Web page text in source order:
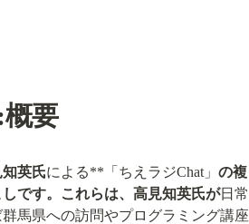
要
英氏による**「ちえラジChat」 の複
です。これらは、高見知英氏が日常
馬県への訪問やプログラミング講座